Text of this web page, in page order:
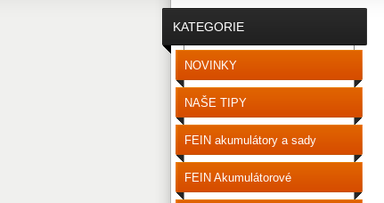
KATEGORIE
NOVINKY
NAŠE TIPY
FEIN akumulátory a sady
FEIN Akumulátorové